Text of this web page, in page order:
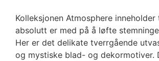
Kolleksjonen Atmosphere
absolutt er med på å løfte
Her er det delikate tverrgående
og mystiske blad- og dekormotiver.